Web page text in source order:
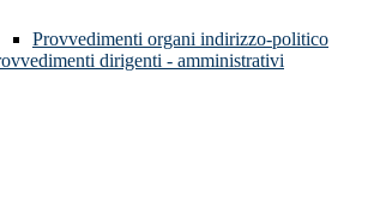
Provvedimenti organi indirizzo-politico
dirigenti - amministrativi